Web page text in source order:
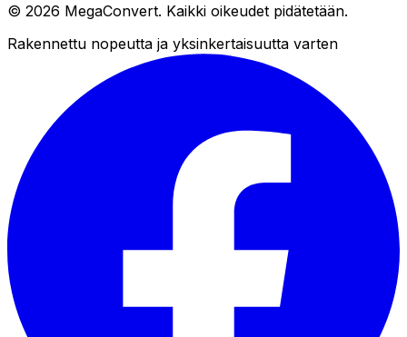
© 2026 MegaConvert. Kaikki oikeudet pidätetään.
Rakennettu nopeutta ja yksinkertaisuutta varten